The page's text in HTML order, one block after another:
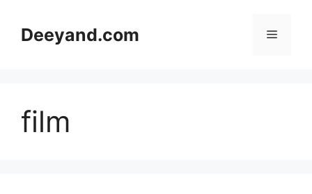
Deeyand.com Menu
film